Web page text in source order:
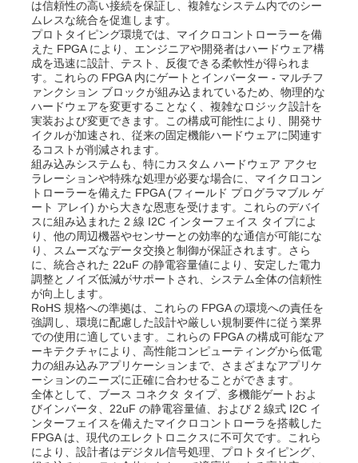
は信頼性の高い接続を保証し、複雑なシステム内でのシー
ムレスな統合を促進します。
プロトタイピング環境では、マイクロコントローラーを備
えた FPGA により、エンジニアや開発者はハードウェア構
成を迅速に設計、テスト、反復できる柔軟性が得られま
す。これらの FPGA 内にゲートとインバーター - マルチフ
ァンクション ブロックが組み込まれているため、物理的な
ハードウェアを変更することなく、複雑なロジック設計を
実装および変更できます。この構成可能性により、開発サ
イクルが加速され、従来の固定機能ハードウェアに関連す
るコストが削減されます。
組み込みシステムも、特にカスタム ハードウェア アクセ
ラレーションや特殊な処理が必要な場合に、マイクロコン
トローラーを備えた FPGA (フィールド プログラマブル ゲ
ート アレイ) から大きな恩恵を受けます。これらのデバイ
スに組み込まれた 2 線 I2C インターフェイス タイプによ
り、他の周辺機器やセンサーとの効率的な通信が可能にな
り、スムーズなデータ交換と制御が保証されます。さら
に、統合された 22uF の静電容量値により、安定した電力
調整とノイズ低減がサポートされ、システム全体の信頼性
が向上します。
RoHS 規格への準拠は、これらの FPGA の環境への責任を
強調し、環境に配慮した設計や厳しい規制要件に従う業界
での使用に適しています。これらの FPGA の構成可能なア
ーキテクチャにより、高性能コンピューティングから低電
力の組み込みアプリケーションまで、さまざまなアプリケ
ーションのニーズに正確に合わせることができます。
全体として、ブース コネクタ タイプ、多機能ゲートおよ
びインバータ、22uF の静電容量値、および 2 線式 I2C イ
ンターフェイスを備えたマイクロコントローラを搭載した
FPGA は、現代のエレクトロニクスに不可欠です。これら
により、設計者はデジタル信号処理、プロトタイピング、